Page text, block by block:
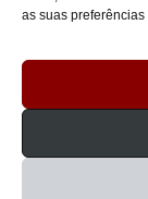
as suas